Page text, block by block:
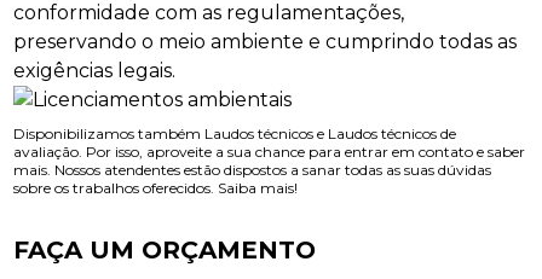
conformidade com as regulamentações,
preservando o meio ambiente e cumprindo todas as
exigências legais.
Disponibilizamos também Laudos técnicos e Laudos técnicos de
avaliação. Por isso, aproveite a sua chance para entrar em contato e saber
mais. Nossos atendentes estão dispostos a sanar todas as suas dúvidas
sobre os trabalhos oferecidos. Saiba mais!
FAÇA UM ORÇAMENTO